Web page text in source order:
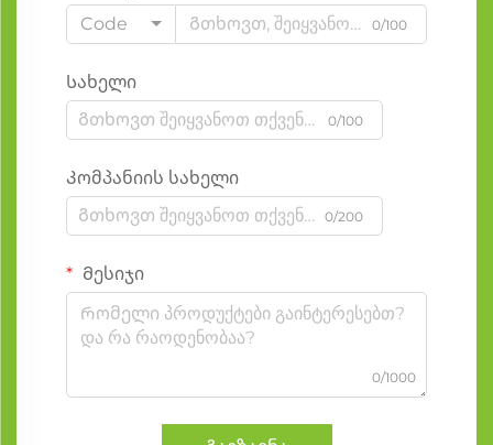
Code
0/100
Სახელი
0/100
Კომპანიის სახელი
0/200
Მესიჯი
0/1000